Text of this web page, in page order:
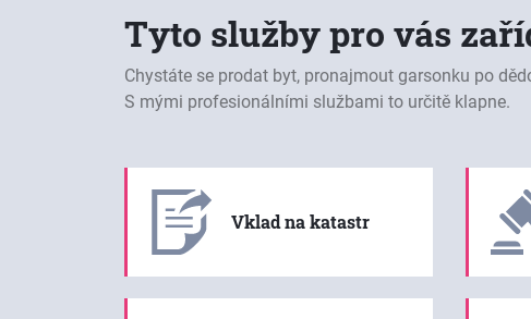
Tyto služby pro vás
Chystáte se prodat byt, pronajmout garsonku po
S mými profesionálními službami to určitě klapne.
Vklad na katastr